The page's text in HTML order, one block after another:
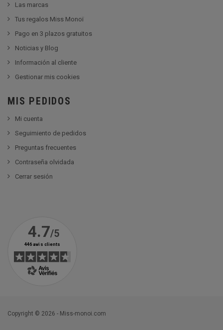
Las marcas
Tus regalos Miss Monoï
Pago en 3 plazos gratuitos
Noticias y Blog
Información al cliente
Gestionar mis cookies
MIS PEDIDOS
Mi cuenta
Seguimiento de pedidos
Preguntas frecuentes
Contraseña olvidada
Cerrar sesión
Copyright © 2026 - Miss-monoi.com